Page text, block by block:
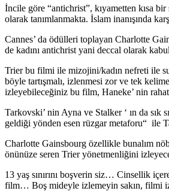
İncile göre “antichrist”, kıyametten kısa
olarak tanımlanmakta. İslam inanışında
Cannes’ da ödülleri toplayan Charlotte
de kadını antichrist yani deccal olarak
Trier bu filmi ile mizojini/kadın nefreti ile
böyle tartışmalı, izlenmesi zor ve tek
izleyebileceğiniz bu film, Haneke’ nin
Tarkovski’ nin Ayna ve Stalker ‘ ın da
geldiği yönden esen rüzgar metaforu“ ile
Charlotte Gainsbourg özellikle bunalım
önünüze seren Trier yönetmenliğini
13 yaş sınırını boşverin siz… Cinsellik
film… Boş mideyle izlemeyin sakın, filmi